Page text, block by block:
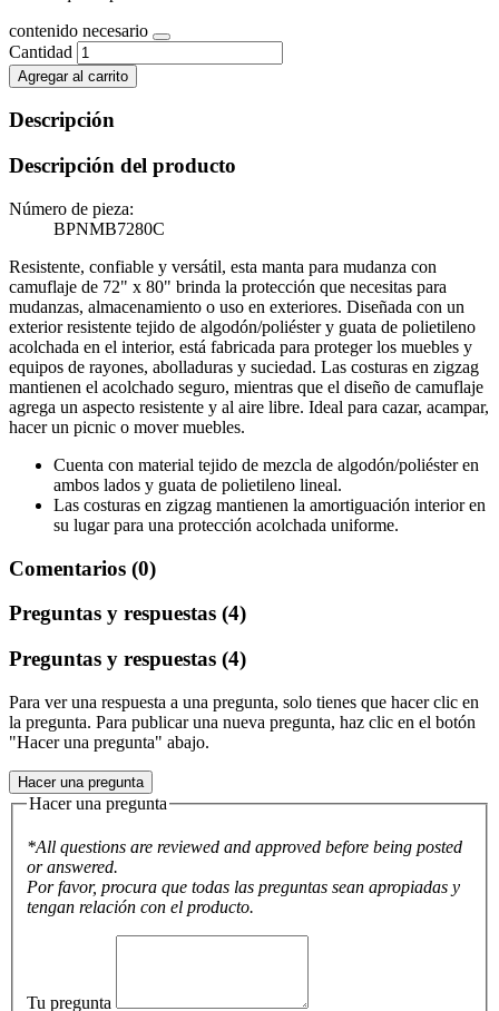
contenido necesario
Cantidad
Agregar al carrito
Descripción
Descripción del producto
Número de pieza:
BPNMB7280C
Resistente, confiable y versátil, esta manta para mudanza con
camuflaje de 72" x 80" brinda la protección que necesitas para
mudanzas, almacenamiento o uso en exteriores. Diseñada con un
exterior resistente tejido de algodón/poliéster y guata de polietileno
acolchada en el interior, está fabricada para proteger los muebles y
equipos de rayones, abolladuras y suciedad. Las costuras en zigzag
mantienen el acolchado seguro, mientras que el diseño de camuflaje
agrega un aspecto resistente y al aire libre. Ideal para cazar, acampar,
hacer un picnic o mover muebles.
Cuenta con material tejido de mezcla de algodón/poliéster en
ambos lados y guata de polietileno lineal.
Las costuras en zigzag mantienen la amortiguación interior en
su lugar para una protección acolchada uniforme.
Comentarios (0)
Preguntas y respuestas (4)
Preguntas y respuestas (4)
Para ver una respuesta a una pregunta, solo tienes que hacer clic en
la pregunta. Para publicar una nueva pregunta, haz clic en el botón
"Hacer una pregunta" abajo.
Hacer una pregunta
Hacer una pregunta
*All questions are reviewed and approved before being posted
or answered.
Por favor, procura que todas las preguntas sean apropiadas y
tengan relación con el producto.
Tu pregunta